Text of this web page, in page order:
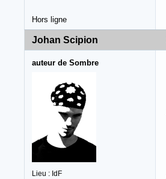
Hors ligne
Johan Scipion
auteur de Sombre
Lieu : IdF